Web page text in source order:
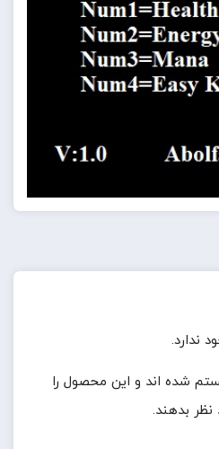
ندارد.
شده اند و این محصول را
نظر بدهند.